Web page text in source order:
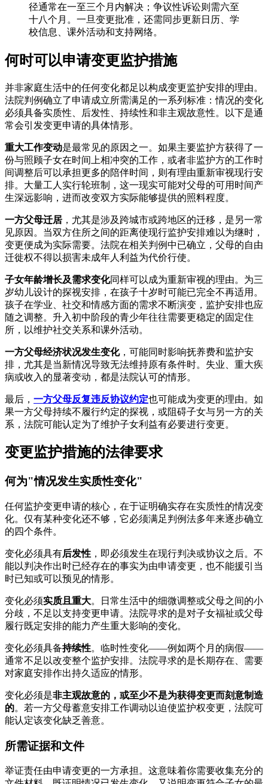
径通常在一至三个月内解决；争议性诉讼则需六至
十八个月。一旦变更批准，还需同步更新日历、学
校信息、课外活动和支持网络。
何时可以申请变更监护措施
并非家庭生活中的任何变化都足以构成变更监护安排的理由。
法院判例确立了申请成立所需满足的一系列标准：情况的变化
必须具备实质性、后发性、持续性和非主观故意性。以下是通
常会引发变更申请的具体情形。
重大工作变动是最常见的原因之一。如果主要监护方获得了一
份与照顾子女在时间上相冲突的工作，或者非监护方的工作时
间调整后可以承担更多的陪伴时间，则有理由重新审视现行安
排。大量工人实行轮班制，这一现实可能对父母的可用时间产
生深远影响，进而改变双方实际能够提供的照料程度。
一方父母迁居 ，尤其是涉及跨城市或跨地区的迁移，是另一常
见原因。当双方住所之间的距离使现行监护安排难以为继时，
变更便成为实际需要。法院在相关判例中已确立，父母的自由
迁徙权不得以损害未成年人利益为代价行使。
子女年龄增长及需求变化同样可以成为重新审视的理由。为三
岁幼儿设计的探视安排，在孩子十岁时可能已完全不再适用。
孩子在学业、社交和情感方面的需求不断演变，监护安排也应
随之调整。升入初中阶段的青少年往往需要更稳定的固定住
所，以维护社交关系和课外活动。
一方父母经济状况发生变化，可能同时影响抚养费和监护安
排，尤其是当新情况导致无法维持原有条件时。失业、重大疾
病或收入的显著变动，都是法院认可的情形。
最后， 一方父母反复违反协议约定也可能成为变更的理由。如
果一方父母持续不履行约定的探视，或阻碍子女与另一方的关
系，法院可能认定为了维护子女利益有必要进行变更。
变更监护措施的法律要求
何为"情况发生实质性变化"
任何监护变更申请的核心，在于证明确实存在实质性的情况变
化。仅有某种变化还不够，它必须满足判例法多年来逐步确立
的四个条件。
变化必须具有后发性 ，即必须发生在现行判决或协议之后。不
能以判决作出时已经存在的事实为由申请变更，也不能援引当
时已知或可以预见的情形。
变化必须实质且重大。日常生活中的细微调整或父母之间的小
分歧，不足以支持变更申请。法院寻求的是对子女福祉或父母
履行既定安排的能力产生重大影响的变化。
变化必须具备持续性。临时性变化——例如两个月的病假——
通常不足以改变整个监护安排。法院寻求的是长期存在、需要
对家庭安排作出持久适应的情形。
变化必须是非主观故意的，或至少不是为获得变更而刻意制造
的。若一方父母蓄意安排工作调动以迫使监护权变更，法院可
能认定该变化缺乏善意。
所需证据和文件
举证责任由申请变更的一方承担。这意味着你需要收集充分的